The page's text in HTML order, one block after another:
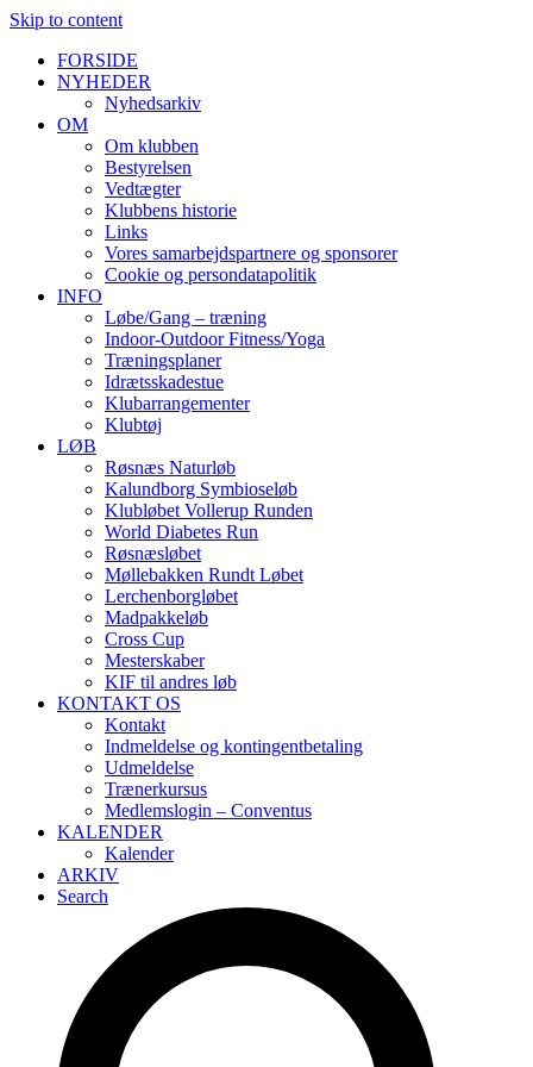
Skip to content
FORSIDE
NYHEDER
Nyhedsarkiv
OM
Om klubben
Bestyrelsen
Vedtægter
Klubbens historie
Links
Vores samarbejdspartnere og sponsorer
Cookie og persondatapolitik
INFO
Løbe/Gang – træning
Indoor-Outdoor Fitness/Yoga
Træningsplaner
Idrætsskadestue
Klubarrangementer
Klubtøj
LØB
Røsnæs Naturløb
Kalundborg Symbioseløb
Klubløbet Vollerup Runden
World Diabetes Run
Røsnæsløbet
Møllebakken Rundt Løbet
Lerchenborgløbet
Madpakkeløb
Cross Cup
Mesterskaber
KIF til andres løb
KONTAKT OS
Kontakt
Indmeldelse og kontingentbetaling
Udmeldelse
Trænerkursus
Medlemslogin – Conventus
KALENDER
Kalender
ARKIV
Search